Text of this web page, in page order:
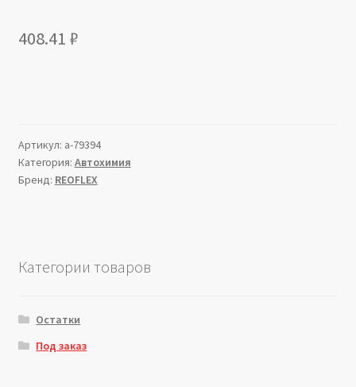
408.41 ₽
Артикул: a-79394
Категория: Автохимия
Бренд: REOFLEX
Категории товаров
Остатки
Под заказ